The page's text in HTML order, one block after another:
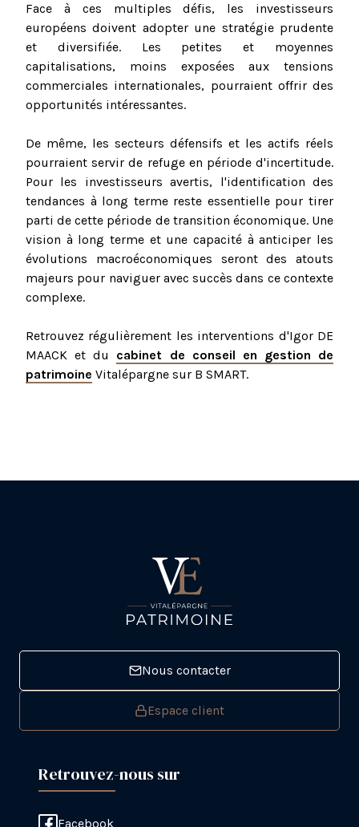
Face à ces multiples défis, les investisseurs
européens doivent adopter une stratégie prudente
et diversifiée. Les petites et moyennes
capitalisations, moins exposées aux tensions
commerciales internationales, pourraient offrir des
opportunités intéressantes.
De même, les secteurs défensifs et les actifs réels
pourraient servir de refuge en période d'incertitude.
Pour les investisseurs avertis, l'identification des
tendances à long terme reste essentielle pour tirer
parti de cette période de transition économique. Une
vision à long terme et une capacité à anticiper les
évolutions macroéconomiques seront des atouts
majeurs pour naviguer avec succès dans ce contexte
complexe.
Retrouvez régulièrement les interventions d'Igor DE
MAACK et du cabinet de conseil en gestion de
patrimoine Vitalépargne sur B SMART.
Nous contacter
Espace client
Retrouvez-nous sur
Facebook